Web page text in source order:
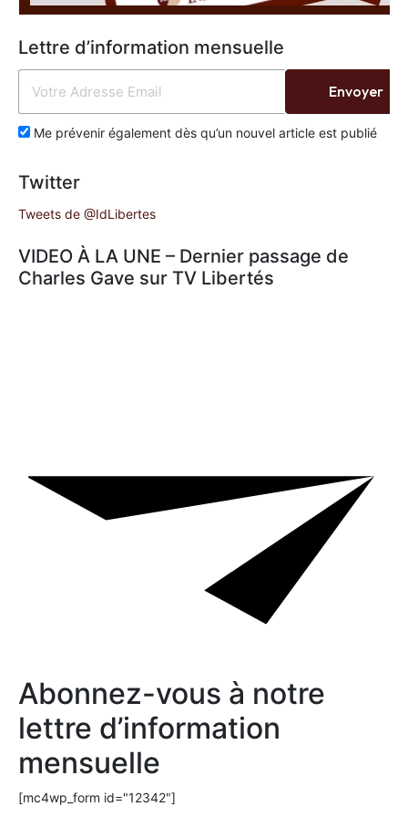
Lettre d’information mensuelle
Me prévenir également dès qu’un nouvel article est publié
Envoyer
Twitter
Tweets de @IdLibertes
VIDEO À LA UNE – Dernier passage de
Charles Gave sur TV Libertés
Abonnez-vous à notre
lettre d’information
mensuelle
[mc4wp_form id="12342"]